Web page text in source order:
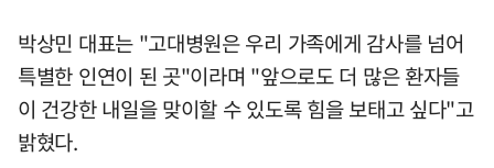
박상민 대표는 "고대병원은 우리 가족에게 감사를 넘어
특별한 인연이 된 곳"이라며 "앞으로도 더 많은 환자들
이 건강한 내일을 맞이할 수 있도록 힘을 보태고 싶다"고
밝혔다.